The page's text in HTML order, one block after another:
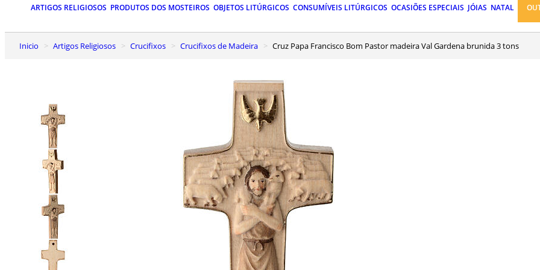
ARTIGOS RELIGIOSOS PRODUTOS DOS MOSTEIROS OBJETOS LITÚRGICOS CONSUMÍVEIS LITÚRGICOS OCASIÕES ESPECIAIS JÓIAS NATAL
Inicio Artigos Religiosos Crucifixos Crucifixos de Madeira Cruz Papa Francisco Bom Pastor madeira Val Gardena brunida 3 tons